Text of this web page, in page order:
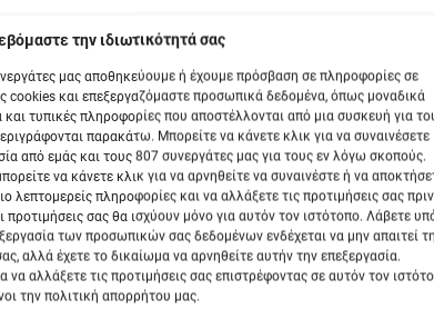
την ιδιωτικότητά σας
μας αποθηκεύουμε ή έχουμε πρόσβαση σε πληροφορίες σε
cookies και επεξεργαζόμαστε προσωπικά δεδομένα, όπως μοναδικά
και τυπικές πληροφορίες που αποστέλλονται από μια συσκευή για
παρακάτω. Μπορείτε να κάνετε κλικ για να συναινέσετε
από εμάς και τους 807 συνεργάτες μας για τους εν λόγω σκοπούς.
να κάνετε κλικ για να αρνηθείτε να συναινέστε ή να
λεπτομερείς πληροφορίες και να αλλάξετε τις προτιμήσεις σας πριν
προτιμήσεις σας θα ισχύουν μόνο για αυτόν τον ιστότοπο. Λάβετε
των προσωπικών σας δεδομένων ενδέχεται να μην απαιτεί
αλλά έχετε το δικαίωμα να αρνηθείτε αυτήν την επεξεργασία.
να αλλάξετε τις προτιμήσεις σας επιστρέφοντας σε αυτόν τον
την πολιτική απορρήτου μας.
βιβλίο που διαβάζεις στο τρένο.
του αυθορμητισμού στην εικόνα σου, η οποία
αρχή πως θα εξελιχθεί η βραδιά, μπορείς μέσα στη
καλύτερα!